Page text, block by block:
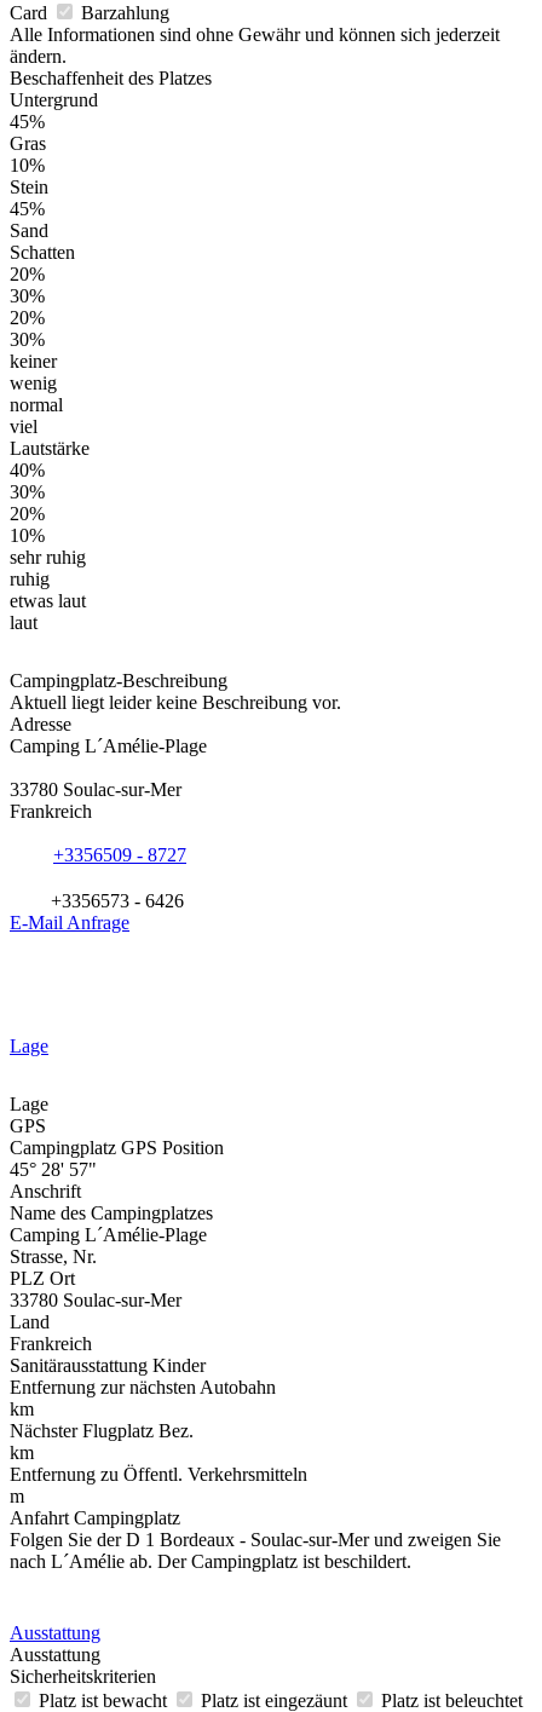
Card
Barzahlung
Alle Informationen sind ohne Gewähr und können sich jederzeit
ändern.
Beschaffenheit des Platzes
Untergrund
45%
Gras
10%
Stein
45%
Sand
Schatten
20%
30%
20%
30%
keiner
wenig
normal
viel
Lautstärke
40%
30%
20%
10%
sehr ruhig
ruhig
etwas laut
laut
Campingplatz-Beschreibung
Aktuell liegt leider keine Beschreibung vor.
Adresse
Camping L´Amélie-Plage
33780 Soulac-sur-Mer
Frankreich
+3356509 - 8727
+3356573 - 6426
E-Mail Anfrage
Lage
Lage
GPS
Campingplatz GPS Position
45° 28' 57"
Anschrift
Name des Campingplatzes
Camping L´Amélie-Plage
Strasse, Nr.
PLZ Ort
33780 Soulac-sur-Mer
Land
Frankreich
Sanitärausstattung Kinder
Entfernung zur nächsten Autobahn
km
Nächster Flugplatz Bez.
km
Entfernung zu Öffentl. Verkehrsmitteln
m
Anfahrt Campingplatz
Folgen Sie der D 1 Bordeaux - Soulac-sur-Mer und zweigen Sie
nach L´Amélie ab. Der Campingplatz ist beschildert.
Ausstattung
Ausstattung
Sicherheitskriterien
Platz ist bewacht
Platz ist eingezäunt
Platz ist beleuchtet